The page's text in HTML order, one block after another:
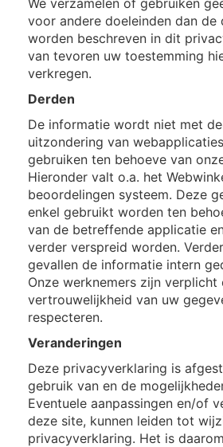
We verzamelen of gebruiken
voor andere doeleinden dan de
worden beschreven in dit
van tevoren uw toestemming
verkregen.
Derden
De informatie wordt niet met
uitzondering van
gebruiken ten behoeve van
Hieronder valt o.a. het
beoordelingen systeem. Deze
enkel gebruikt worden ten
van de betreffende applicatie
verder verspreid worden.
gevallen de informatie intern
Onze werknemers zijn verplicht
vertrouwelijkheid van uw
respecteren.
Veranderingen
Deze privacyverklaring is
gebruik van en de
Eventuele aanpassingen en/of
deze site, kunnen leiden tot
privacyverklaring. Het is